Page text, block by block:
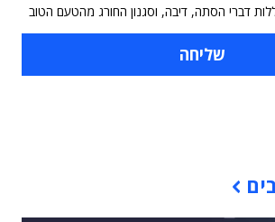
דברי הסתה, דיבה, וסגנון החורג מהטעם הטוב